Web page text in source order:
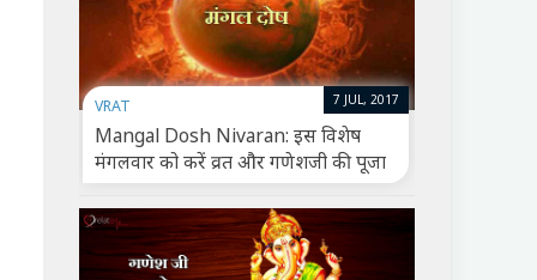
VRAT
Mangal Dosh Nivaran: इस विशेष
मंगलवार को करें व्रत और गणेशजी की पूजा
7 JUL, 2017